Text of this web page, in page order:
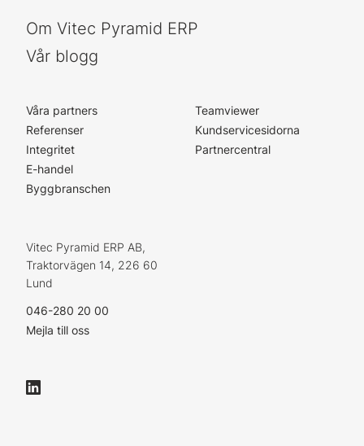
Om Vitec Pyramid ERP
Vår blogg
Våra partners
Referenser
Integritet
E-handel
Byggbranschen
Teamviewer
Kundservicesidorna
Partnercentral
Vitec Pyramid ERP AB,
Traktorvägen 14, 226 60
Lund
046-280 20 00
Mejla till oss